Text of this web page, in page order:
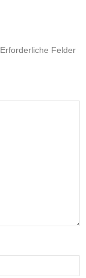
Erforderliche Felder